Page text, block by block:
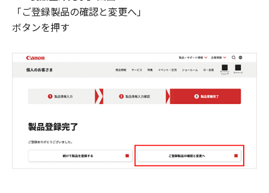
「ご登録製品の確認と変更へ」
ボタンを押す